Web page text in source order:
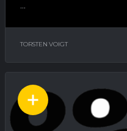
...
TORSTEN VOIGT